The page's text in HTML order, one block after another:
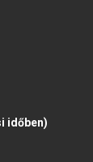
időben)